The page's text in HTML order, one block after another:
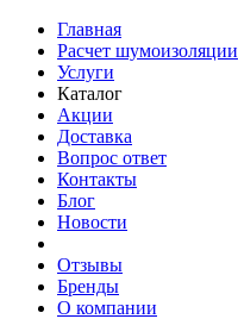
Главная
Расчет шумоизоляции
Услуги
Каталог
Акции
Доставка
Вопрос ответ
Контакты
Блог
Новости
Отзывы
Бренды
О компании